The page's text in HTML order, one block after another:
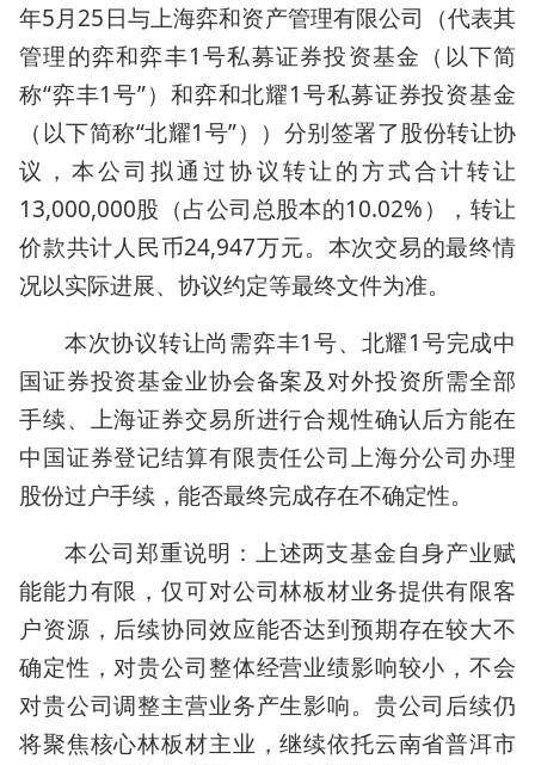
年5月25日与上海弈和资产管理有限公司（代表其
管理的弈和弈丰1号私募证券投资基金（以下简
称“弈丰1号”）和弈和北耀1号私募证券投资基金
（以下简称“北耀1号”））分别签署了股份转让协
议，本公司拟通过协议转让的方式合计转让
13,000,000股（占公司总股本的10.02%），转让
价款共计人民币24,947万元。本次交易的最终情
况以实际进展、协议约定等最终文件为准。
本次协议转让尚需弈丰1号、北耀1号完成中
国证券投资基金业协会备案及对外投资所需全部
手续、上海证券交易所进行合规性确认后方能在
中国证券登记结算有限责任公司上海分公司办理
股份过户手续，能否最终完成存在不确定性。
本公司郑重说明：上述两支基金自身产业赋
能能力有限，仅可对公司林板材业务提供有限客
户资源，后续协同效应能否达到预期存在较大不
确定性，对贵公司整体经营业绩影响较小，不会
对贵公司调整主营业务产生影响。贵公司后续仍
将聚焦核心林板材主业，继续依托云南省普洱市